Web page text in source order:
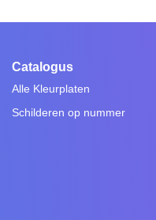
Catalogus
Alle Kleurplaten
Schilderen op nummer